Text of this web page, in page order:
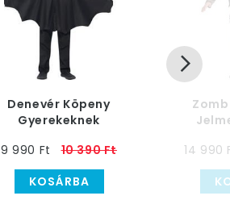
Denevér Köpeny
Gyerekeknek
9 990 Ft
10 390 Ft
KOSÁRBA
14 990